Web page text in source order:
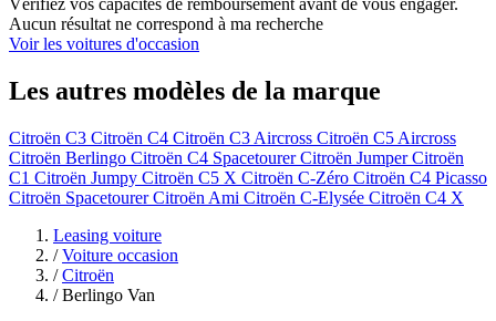
Vérifiez vos capacités de remboursement avant de vous engager.
Aucun résultat ne correspond à ma recherche
Voir les voitures d'occasion
Les autres modèles de la marque
Citroën C3 Citroën C4 Citroën C3 Aircross Citroën C5 Aircross
Citroën Berlingo Citroën C4 Spacetourer Citroën Jumper Citroën
C1 Citroën Jumpy Citroën C5 X Citroën C-Zéro Citroën C4 Picasso
Citroën Spacetourer Citroën Ami Citroën C-Elysée Citroën C4 X
Leasing voiture
/ Voiture occasion
/ Citroën
/ Berlingo Van